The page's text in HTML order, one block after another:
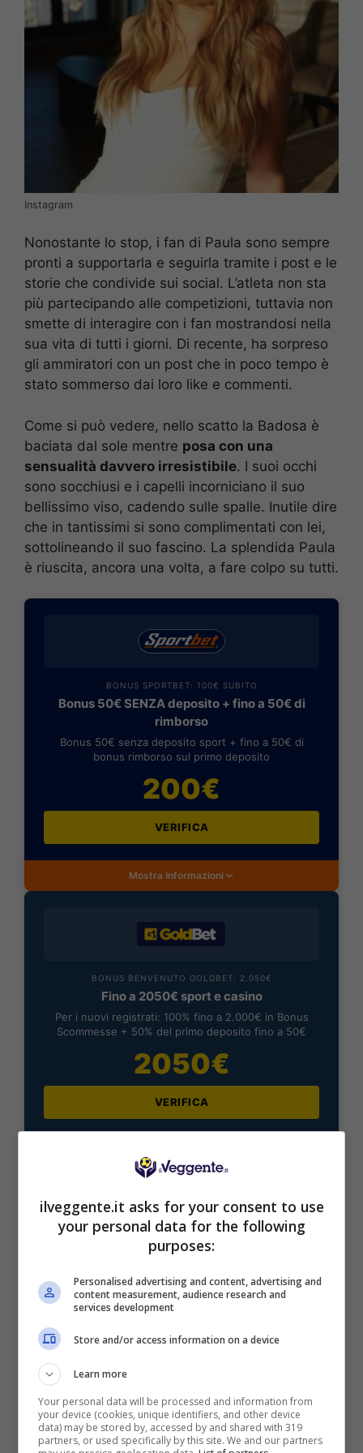
Instagram
Nonostante lo stop, i fan di Paula sono sempre
pronti a supportarla e seguirla tramite i post e le
storie che condivide sui social. L’atleta non sta
più partecipando alle competizioni, tuttavia non
smette di interagire con i fan mostrandosi nella
sua vita di tutti i giorni. Di recente, ha sorpreso
gli ammiratori con un post che in poco tempo è
stato sommerso dai loro like e commenti.
Come si può vedere, nello scatto la Badosa è
baciata dal sole mentre posa con una
sensualità davvero irresistibile. I suoi occhi
sono socchiusi e i capelli incorniciano il suo
bellissimo viso, cadendo sulle spalle. Inutile dire
che in tantissimi si sono complimentati con lei,
sottolineando il suo fascino. La splendida Paula
è riuscita, ancora una volta, a fare colpo su tutti.
BONUS SPORTBET: 100€ SUBITO
Bonus 50€ SENZA deposito + fino a 50€ di
rimborso
Bonus 50€ senza deposito sport + fino a 50€ di
bonus rimborso sul primo deposito
200€
VERIFICA
Mostra Informazioni
BONUS BENVENUTO GOLDBET: 2.050€
Fino a 2050€ sport e casino
Per i nuovi registrati: 100% fino a 2.000€ in Bonus
Scommesse + 50% del primo deposito fino a 50€
2050€
VERIFICA
BONUS BENVENUTO LOTTOMATICA: 2050€
Per i nuovi utenti della piattaforma: 100% fino a 50€ in
Bonus Scommesse + 100% fino a 2000€ in Bonus
2050€
Mostra Informazioni
ilveggente.it asks for your consent to use
your personal data for the following
purposes:
Personalised advertising and content, advertising and
content measurement, audience research and
services development
Store and/or access information on a device
Learn more
Your personal data will be processed and information from
your device (cookies, unique identifiers, and other device
data) may be stored by, accessed by and shared with 319
partners, or used specifically by this site. We and our partners